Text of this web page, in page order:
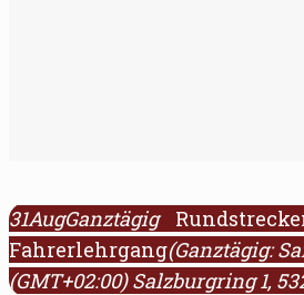
31AugGanztägig
Fahrerlehrgang(Ganztägig:
(GMT+02:00) Salzburgring 1,